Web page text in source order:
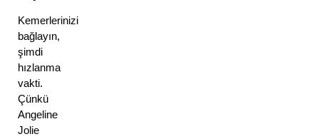
Kemerlerinizi
bağlayın,
şimdi
hızlanma
vakti.
Çünkü
Angeline
Jolie